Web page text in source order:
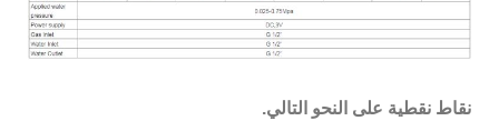
نقاط نقطية على النحو التالي.